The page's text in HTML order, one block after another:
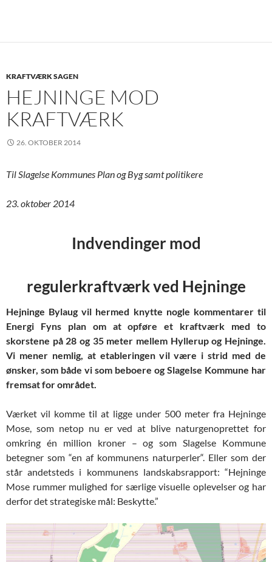
KRAFTVÆRK SAGEN
HEJNINGE MOD
KRAFTVÆRK
26. OKTOBER 2014
Til Slagelse Kommunes Plan og Byg samt politikere
23. oktober 2014
Indvendinger mod
regulerkraftværk ved Hejninge
Hejninge Bylaug vil hermed knytte nogle kommentarer til
Energi Fyns plan om at opføre et kraftværk med to
skorstene på 28 og 35 meter mellem Hyllerup og Hejninge.
Vi mener nemlig, at etableringen vil være i strid med de
ønsker, som både vi som beboere og Slagelse Kommune har
fremsat for området.
Værket vil komme til at ligge under 500 meter fra Hejninge
Mose, som netop nu er ved at blive naturgenoprettet for
omkring én million kroner – og som Slagelse Kommune
betegner som “en af kommunens naturperler“. Eller som der
står andetsteds i kommunens landskabsrapport: “Hejninge
Mose rummer mulighed for særlige visuelle oplevelser og har
derfor det strategiske mål: Beskytte.”